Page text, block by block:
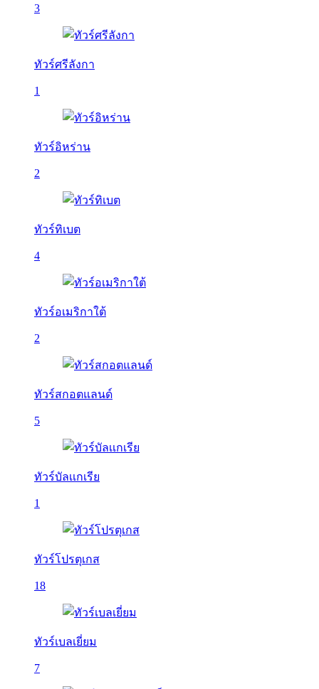
3
ทัวร์ศรีลังกา
1
ทัวร์อิหร่าน
2
ทัวร์ทิเบต
4
ทัวร์อเมริกาใต้
2
ทัวร์สกอตแลนด์
5
ทัวร์บัลเเกเรีย
1
ทัวร์โปรตุเกส
18
ทัวร์เบลเยี่ยม
7